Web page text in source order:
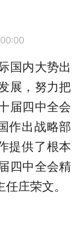
内大势出
展，努力把
届四中全会
作出战略部
提供了根本
四中全会精
庄荣文。